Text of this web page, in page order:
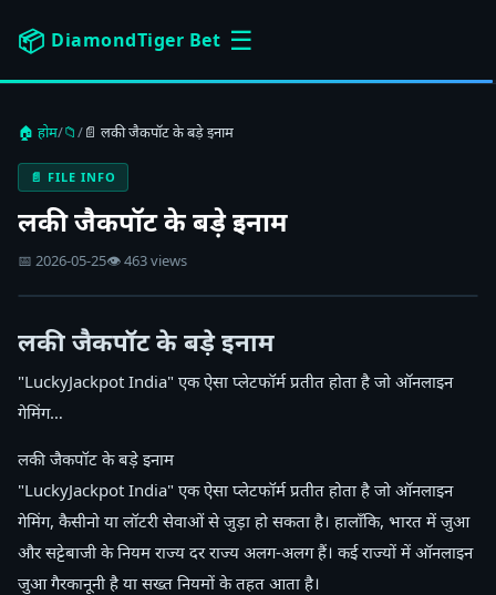
📦 DiamondTiger Bet ☰
🏠 होम/📁/📄 लकी जैकपॉट के बड़े इनाम
📄 FILE INFO
लकी जैकपॉट के बड़े इनाम
📅 2026-05-25👁 463 views
लकी जैकपॉट के बड़े इनाम
"LuckyJackpot India" एक ऐसा प्लेटफॉर्म प्रतीत होता है जो ऑनलाइन
गेमिंग…
लकी जैकपॉट के बड़े इनाम
"LuckyJackpot India" एक ऐसा प्लेटफॉर्म प्रतीत होता है जो ऑनलाइन
गेमिंग, कैसीनो या लॉटरी सेवाओं से जुड़ा हो सकता है। हालाँकि, भारत में जुआ
और सट्टेबाजी के नियम राज्य दर राज्य अलग-अलग हैं। कई राज्यों में ऑनलाइन
जुआ गैरकानूनी है या सख्त नियमों के तहत आता है।